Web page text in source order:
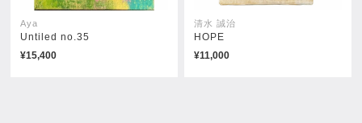
花手水No.2 いちご2023-2
Aya
Untiled no.35
¥15,400
清水 誠治
HOPE
¥11,000